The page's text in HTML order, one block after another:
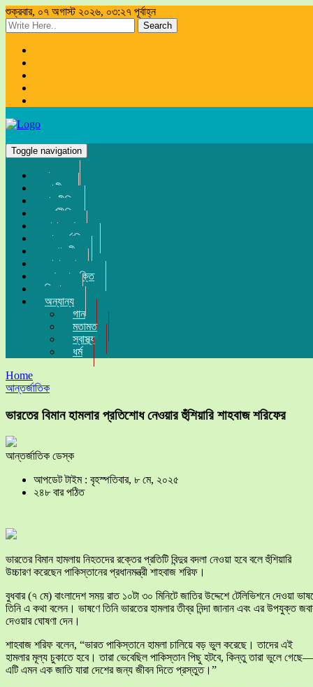
শুক্রবার, ০৭ অগাস্ট ২০২৬, ০৩:২৭ পূর্বাহ্ন
Search
Toggle navigation
প্রচ্ছদ
জাতীয়
রাজনীতি
অর্থনীতি
সারা দেশ
আন্তর্জাতিক
সম্পাদকীয়
খেলা-ধুলা
তথ্য-প্রযুক্তি
বিনোদন
অন্যান্য
গান
মতামত
স্বাস্থ্য
ধর্ম
Home
আন্তর্জাতিক
ভারতের বিমান হামলার প্রতিশোধ নেওয়ার হুঁশিয়ারি শাহবাজ শরিফের
আন্তর্জাতিক ডেস্ক
আপডেট টাইম : বৃহস্পতিবার, ৮ মে, ২০২৫
২৪৮ বার পঠিত
ভারতের বিমান হামলায় নিহতদের রক্তের প্রতিটি বিন্দুর বদলা নেওয়া হবে বলে হুঁশিয়ারি
উচ্চারণ করেছেন পাকিস্তানের প্রধানমন্ত্রী শাহবাজ শরিফ।
বুধবার (৭ মে) বাংলাদেশ সময় রাত ১০টা ৩০ মিনিটে জাতির উদ্দেশে টেলিভিশনে দেওয়া
তিনি এ কথা বলেন। ভাষণে তিনি ভারতের হামলার তীব্র নিন্দা জানান এবং এর উপযুক্ত
দেওয়ার ঘোষণা দেন।
শাহবাজ শরিফ বলেন, “ভারত পাকিস্তানে হামলা চালিয়ে বড় ভুল করেছে। তাদের এই
হামলার মূল্য চুকাতে হবে। তারা ভেবেছিল পাকিস্তান পিছু হটবে, কিন্তু তারা ভুলে গেছে—
এটি এমন এক জাতি যারা দেশের জন্য জীবন দিতে প্রস্তুত।”